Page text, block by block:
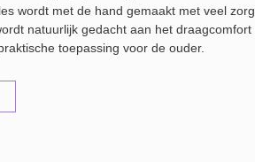
wordt met de hand gemaakt met veel zorg,
natuurlijk gedacht aan het draagcomfort
toepassing voor de ouder.